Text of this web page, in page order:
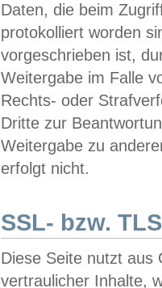
Daten, die beim
protokolliert worden
vorgeschrieben ist,
Weitergabe im Falle
Rechts- oder
Dritte zur
Weitergabe zu
erfolgt nicht.
SSL- bzw.
Diese Seite nutzt aus
vertraulicher Inhalte,